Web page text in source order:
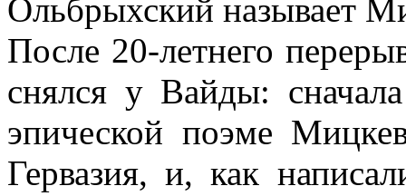
Ольбрыхский называет
После 20-летнего
снялся у Вайды:
эпической поэме
Гервазия, и, как